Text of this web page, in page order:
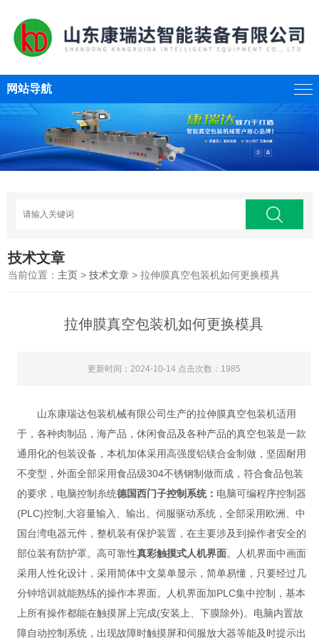
网站导航
技术文章
当前位置： 主页 >技术文章 > 拉伸膜真空包装机如何更换模具
拉伸膜真空包装机如何更换模具
更新时间：2024-10-14 点击次数：1985
山东康瑞达包装机械有限公司生产的拉伸膜真空包装机适用
于，各种肉制品，海产品，休闲食品及各种产品的真空包装是一款
通用化的包装设备，本机加体采用高强度铝镁合金制做，坚固耐用
不变型，外面全部采用食品级304不锈钢制做而成，符合食品包装
的要求，电脑控制糸统德国西门子控制系统： 电脑可编程序控制器
(PLC)控制,大容量输入、输出。伺服驱动系统，全部采用欧洲、中
国台湾电器元件，整机装有保护装置，在主要涉及到操作者安全的
部位装有防护罩。高可靠性真彩触摸式人机界面。人机界面中画面
采用人性化设计，采用简体中文菜单显示，简单易懂，只要经过几
分钟培训就能熟练的操作本界面。人机界面加PLC集中控制，基本
上所有操作都能在触摸屏上完成(安装上、下膜除外)。电脑内置故
障自动控制系统，出现故障时触摸屏和伺服放大器等能及时提示出